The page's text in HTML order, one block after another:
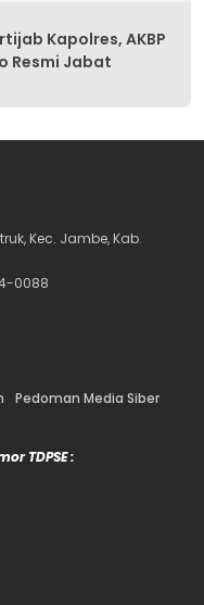
Kapolres, AKBP
Resmi Jabat
Kec. Jambe, Kab.
0088
Pedoman Media Siber
TDPSE :